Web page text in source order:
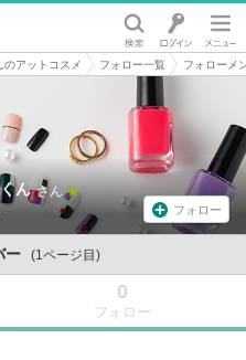
アットコスメ フォロー一覧 フォローメ
ん さん
フォロー
ー (1ページ目)
0
フォロー